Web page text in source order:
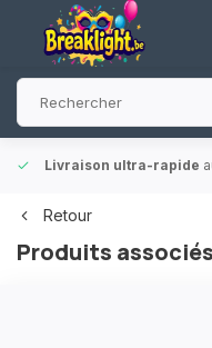
Livraison ultra-rapide
Retour
Produits